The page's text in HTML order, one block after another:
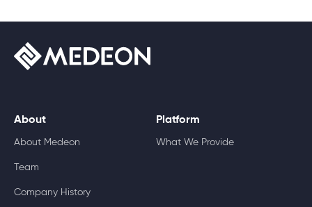
About
About Medeon
Team
Company History
Platform
What We Provide